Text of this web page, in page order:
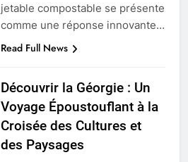
jetable compostable se présente
comme une réponse innovante…
Read Full News
Découvrir la Géorgie : Un
Voyage Époustouflant à la
Croisée des Cultures et
des Paysages